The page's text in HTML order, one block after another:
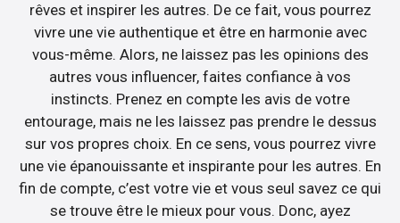
rêves et inspirer les autres. De ce fait, vous pourrez
vivre une vie authentique et être en harmonie avec
vous-même. Alors, ne laissez pas les opinions des
autres vous influencer, faites confiance à vos
instincts. Prenez en compte les avis de votre
entourage, mais ne les laissez pas prendre le dessus
sur vos propres choix. En ce sens, vous pourrez vivre
une vie épanouissante et inspirante pour les autres. En
fin de compte, c’est votre vie et vous seul savez ce qui
se trouve être le mieux pour vous. Donc, ayez